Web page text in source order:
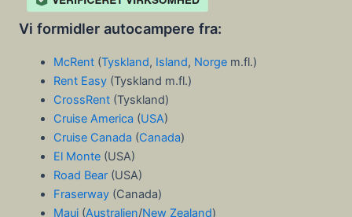
Vi formidler autocampere fra:
McRent(Tyskland, Island, Norgem.fl.)
Rent Easy(Tyskland m.fl.)
CrossRent(Tyskland)
Cruise America (USA)
Cruise Canada (Canada)
El Monte(USA)
Road Bear(USA)
Fraserway (Canada)
Maui (Australien/New Zealand)